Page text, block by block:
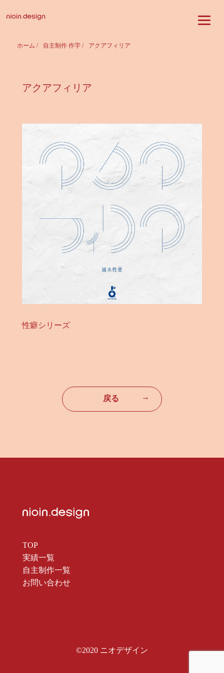
ホーム / 自主制作 作字 / アクアフィリア
アクアフィリア
性癖シリーズ
戻る →
TOP
実績一覧
自主制作一覧
お問い合わせ
©2020 ニオデザイン